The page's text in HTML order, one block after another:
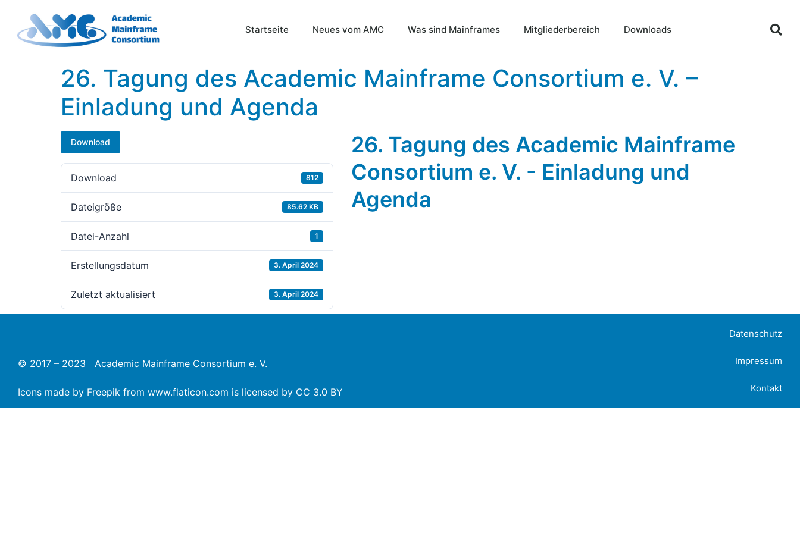
Startseite Neues vom AMC Was sind Mainframes Mitgliederbereich Downloads
26. Tagung des Academic Mainframe Consortium e. V. –
Einladung und Agenda
Download
Download 812
Dateigröße 85.62 KB
Datei-Anzahl 1
Erstellungsdatum 3. April 2024
Zuletzt aktualisiert 3. April 2024
26. Tagung des Academic Mainframe
Consortium e. V. - Einladung und
Agenda
© 2017 – 2023 Academic Mainframe Consortium e. V.
Icons made by Freepik from www.flaticon.com is licensed by CC 3.0 BY
Datenschutz
Impressum
Kontakt